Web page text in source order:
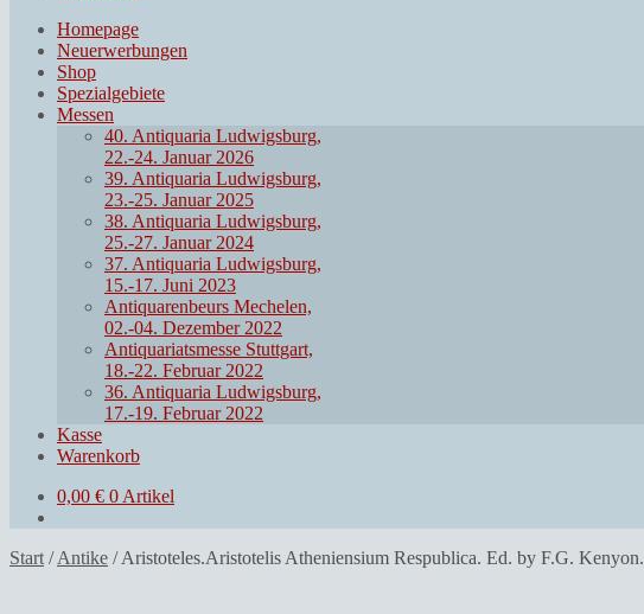
Homepage
Neuerwerbungen
Shop
Spezialgebiete
Messen
40. Antiquaria Ludwigsburg,
22.-24. Januar 2026
39. Antiquaria Ludwigsburg,
23.-25. Januar 2025
38. Antiquaria Ludwigsburg,
25.-27. Januar 2024
37. Antiquaria Ludwigsburg,
15.-17. Juni 2023
Antiquarenbeurs Mechelen,
02.-04. Dezember 2022
Antiquariatsmesse Stuttgart,
18.-22. Februar 2022
36. Antiquaria Ludwigsburg,
17.-19. Februar 2022
Kasse
Warenkorb
0,00 € 0 Artikel
Start /Antike /Aristoteles.Aristotelis Atheniensium Respublica. Ed. by F.G. Kenyon.